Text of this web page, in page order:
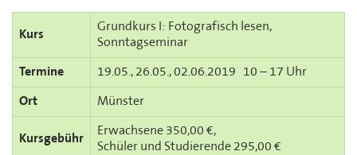
Kurs
Grundkurs I: Fotografisch lesen,
Sonntagseminar
Termine
19.05., 26.05., 02.06.2019 10 – 17 Uhr
Ort
Münster
Kursgebühr
Erwachsene 350,00 €,
Schüler und Studierende 295,00 €